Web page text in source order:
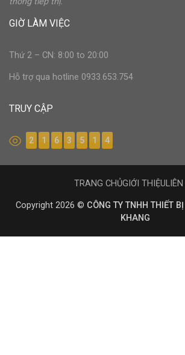
GIỜ LÀM VIỆC
Thứ 2 – CN: 8:00 to 20:00
Hỗ trợ qua hotline 0933.653.754
TRUY CẬP
2 1 6 3 5 1 4
Copyright 2026 © CÔNG TY TNHH THIẾT
KHANG
TRANG CHỦGIỚI THIỆU